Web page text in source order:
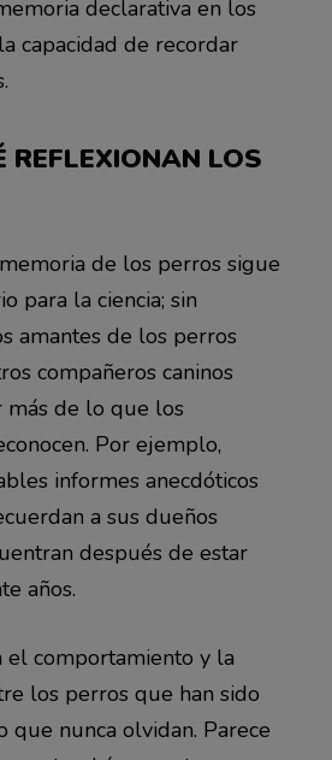
declarativa en los
capacidad de recordar
REFLEXIONAN LOS
de los perros sigue
para la ciencia; sin
amantes de los perros
compañeros caninos
más de lo que los
Por ejemplo,
informes anecdóticos
a sus dueños
después de estar
años.
el comportamiento y la
los perros que han sido
que nunca olvidan. Parece